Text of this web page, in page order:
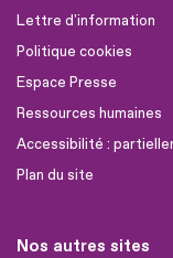
Lettre d'information
Politique cookies
Espace Presse
Ressources humaines
Accessibilité :
Plan du site
Nos autres sites